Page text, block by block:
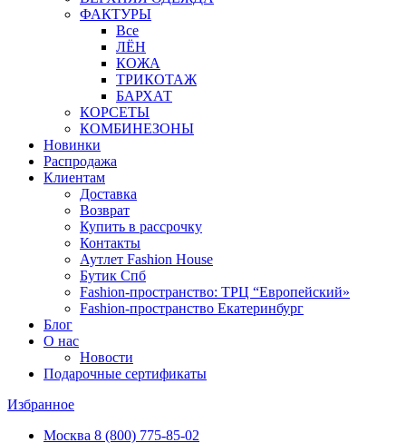
ФАКТУРЫ
Все
ЛЁН
КОЖА
ТРИКОТАЖ
БАРХАТ
КОРСЕТЫ
КОМБИНЕЗОНЫ
Новинки
Распродажа
Клиентам
Доставка
Возврат
Купить в рассрочку
Контакты
Аутлет Fashion House
Бутик Спб
Fashion-пространство: ТРЦ “Европейский»
Fashion-пространство Екатеринбург
Блог
О нас
Новости
Подарочные сертификаты
Избранное
Москва 8 (800) 775-85-02